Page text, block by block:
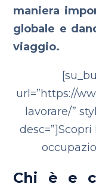
maniera
globale e
viaggio.
url=”https://
lavorare/”
Chi è e